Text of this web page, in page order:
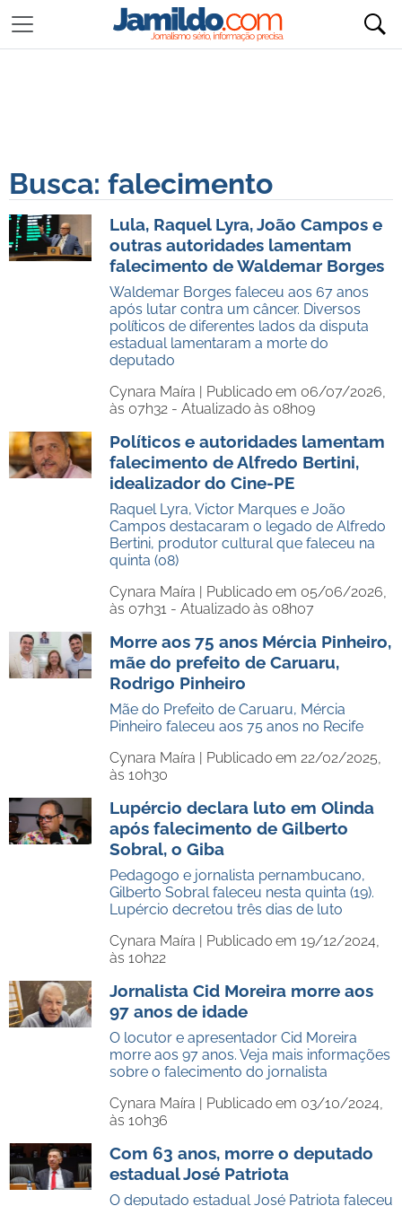
Busca: falecimento
Lula, Raquel Lyra, João Campos e
outras autoridades lamentam
falecimento de Waldemar Borges
Waldemar Borges faleceu aos 67 anos
após lutar contra um câncer. Diversos
políticos de diferentes lados da disputa
estadual lamentaram a morte do
deputado
Cynara Maíra | Publicado em 06/07/2026,
às 07h32 - Atualizado às 08h09
Políticos e autoridades lamentam
falecimento de Alfredo Bertini,
idealizador do Cine-PE
Raquel Lyra, Victor Marques e João
Campos destacaram o legado de Alfredo
Bertini, produtor cultural que faleceu na
quinta (08)
Cynara Maíra | Publicado em 05/06/2026,
às 07h31 - Atualizado às 08h07
Morre aos 75 anos Mércia Pinheiro,
mãe do prefeito de Caruaru,
Rodrigo Pinheiro
Mãe do Prefeito de Caruaru, Mércia
Pinheiro faleceu aos 75 anos no Recife
Cynara Maíra | Publicado em 22/02/2025,
às 10h30
Lupércio declara luto em Olinda
após falecimento de Gilberto
Sobral, o Giba
Pedagogo e jornalista pernambucano,
Gilberto Sobral faleceu nesta quinta (19).
Lupércio decretou três dias de luto
Cynara Maíra | Publicado em 19/12/2024,
às 10h22
Jornalista Cid Moreira morre aos
97 anos de idade
O locutor e apresentador Cid Moreira
morre aos 97 anos. Veja mais informações
sobre o falecimento do jornalista
Cynara Maíra | Publicado em 03/10/2024,
às 10h36
Com 63 anos, morre o deputado
estadual José Patriota
O deputado estadual José Patriota faleceu